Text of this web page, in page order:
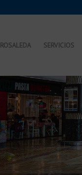
ROSALEDA SERVICIOS